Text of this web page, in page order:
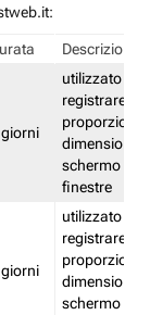
Descrizione
utilizzato per
registrare le
proporzioni
dimensioni
schermo e
finestre
utilizzato per
registrare le
proporzioni
dimensioni
schermo e